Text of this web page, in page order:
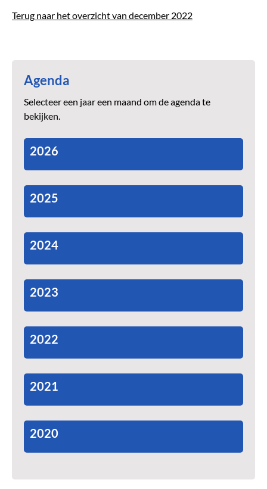
Terug naar het overzicht van december 2022
Agenda
Selecteer een jaar een maand om de agenda te
bekijken.
2026
2025
2024
2023
2022
2021
2020